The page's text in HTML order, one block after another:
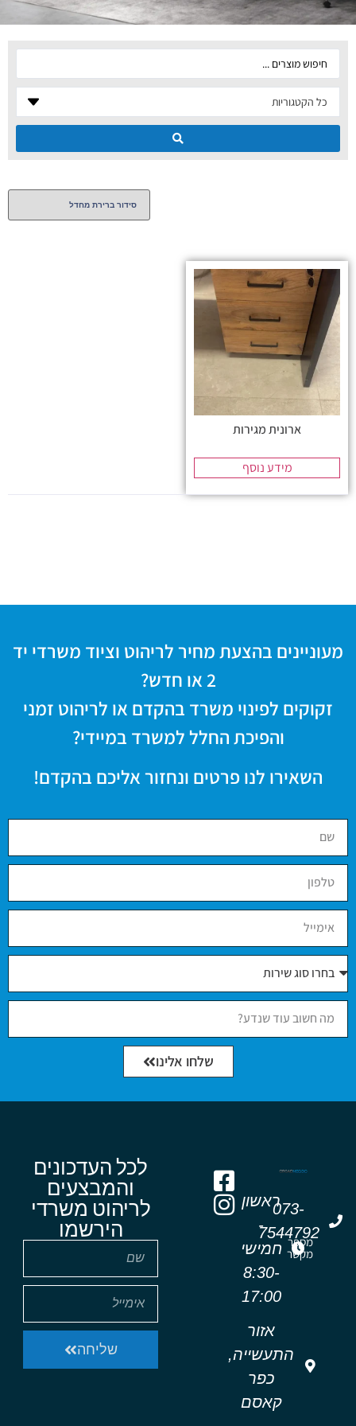
ארונית מגירות
מידע נוסף
מעוניינים בהצעת מחיר לריהוט וציוד משרדי יד
2 או חדש?
זקוקים לפינוי משרד בהקדם או לריהוט זמני
והפיכת החלל למשרד במיידי?
השאירו לנו פרטים ונחזור אליכם בהקדם!
שלחו אלינו
073-
7544792
מספר
מקשר
ראשון
-
חמישי
8:30-
17:00
אזור
התעשייה,
כפר
קאסם
לכל העדכונים
והמבצעים
לריהוט משרדי
הירשמו
שליחה